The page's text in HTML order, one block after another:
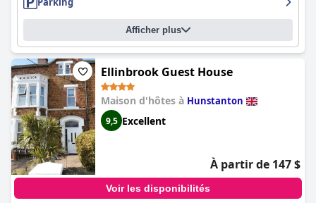
Afficher plus
Ellinbrook Guest House
Maison d'hôtes à Hunstanton
9,5 Excellent
À partir de 147 $
Voir les disponibilités